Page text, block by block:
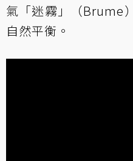
氣「迷霧」（Brume
自然平衡。